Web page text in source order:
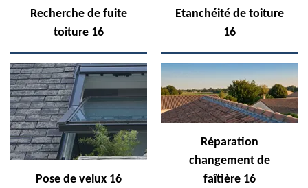
Recherche de fuite
toiture 16
Etanchéité de toiture
16
Pose de velux 16
Réparation
changement de
faîtière 16